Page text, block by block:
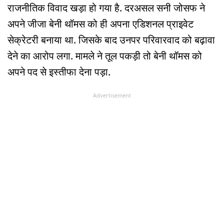
राजनीतिक विवाद खड़ा हो गया है. दरअसल सनी जोसफ ने
अपने जीजा बेनी थॉमस को ही अपना एडिशनल प्राइवेट
सेक्रेटरी बनाया था. जिसके बाद उनपर परिवारवाद को बढ़ावा
देने का आरोप लगा. मामले ने तूल पकड़ी तो बेनी थॉमस को
अपने पद से इस्तीफा देना पड़ा.
Advertisement